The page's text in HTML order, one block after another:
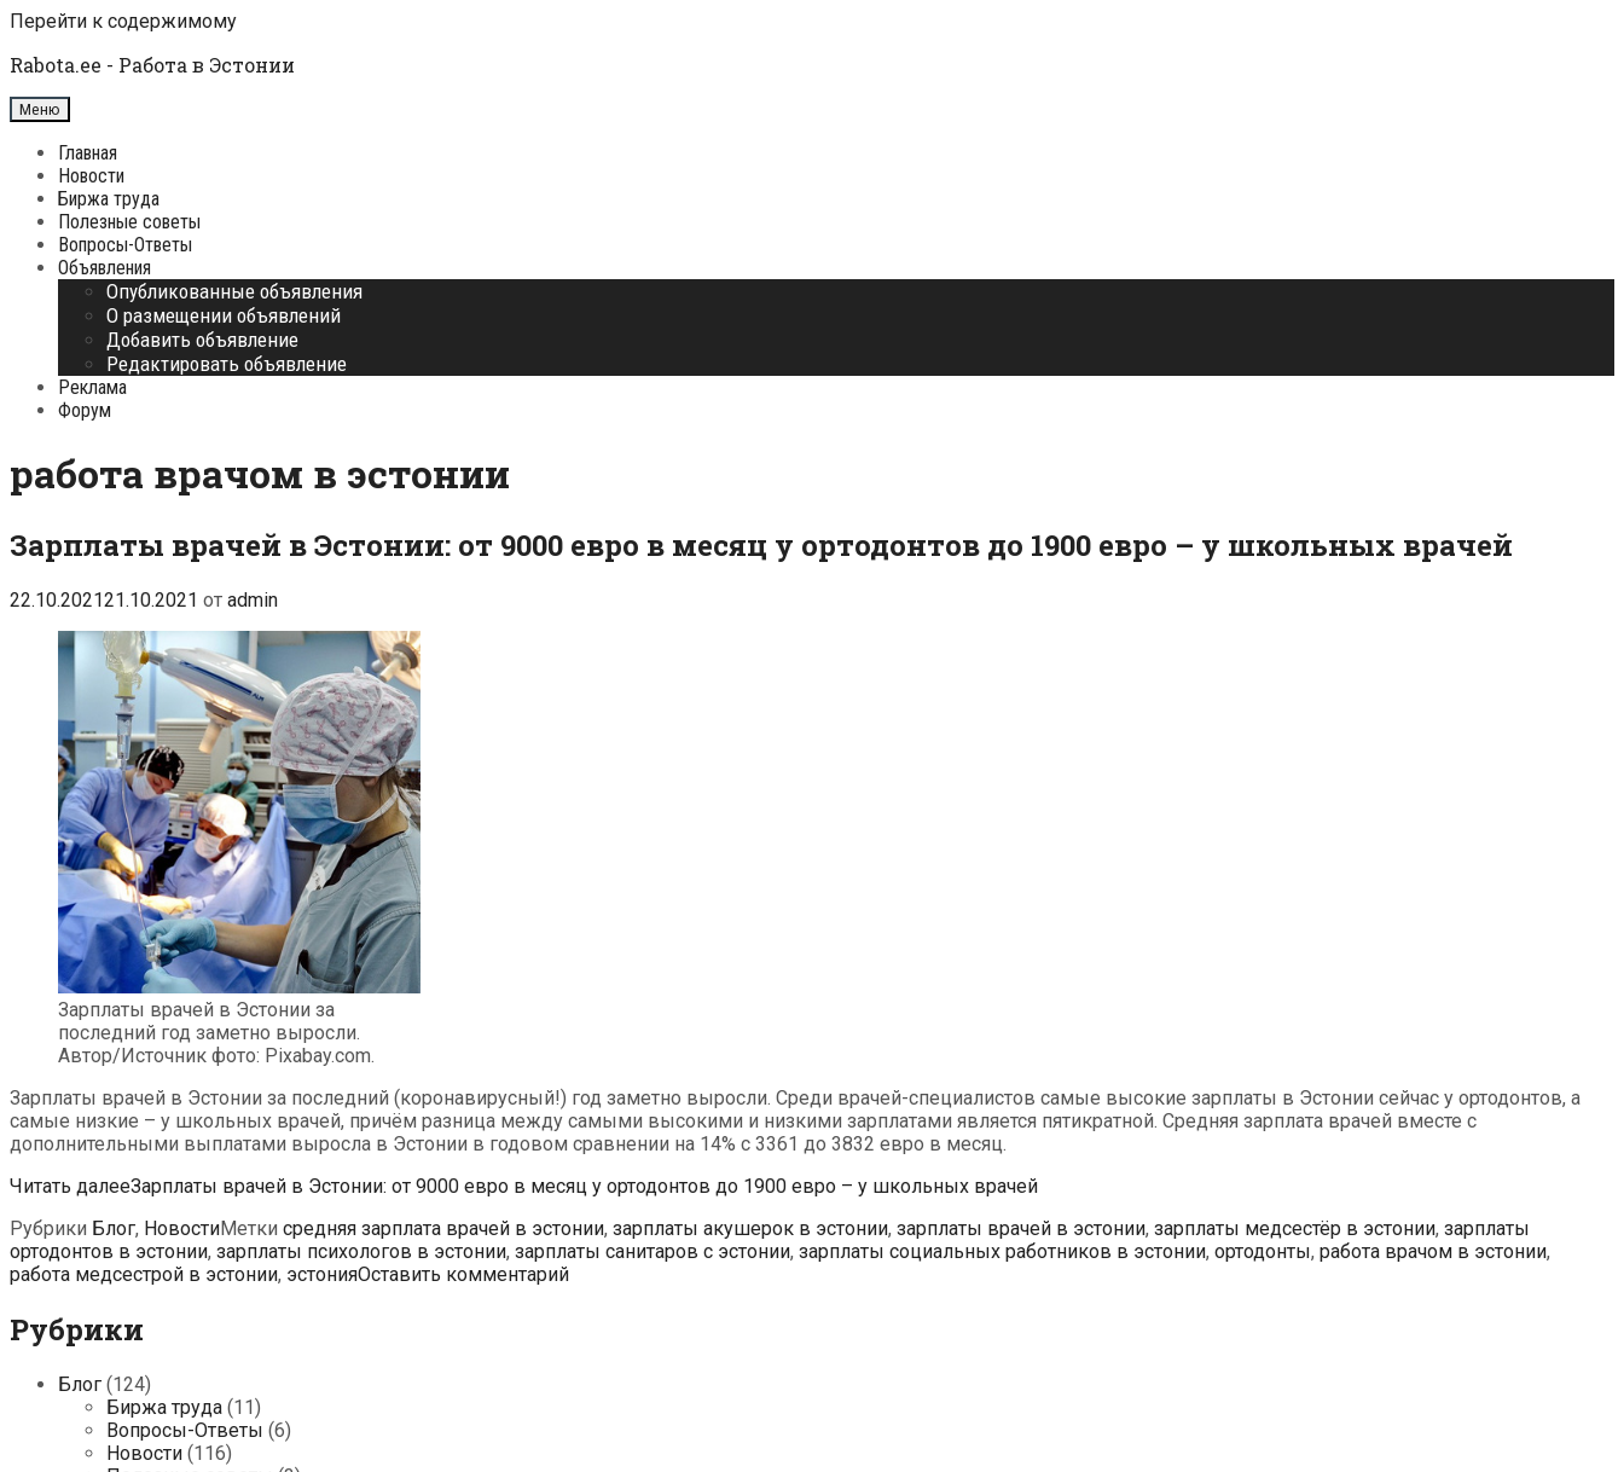
Перейти к содержимому
Rabota.ee - Работа в Эстонии
Меню
Главная
Новости
Биржа труда
Полезные советы
Вопросы-Ответы
Объявления
Опубликованные объявления
О размещении объявлений
Добавить объявление
Редактировать объявление
Реклама
Форум
работа врачом в эстонии
Зарплаты врачей в Эстонии: от 9000 евро в месяц у ортодонтов до 1900 евро – у школьных врачей
22.10.202121.10.2021 от admin
Зарплаты врачей в Эстонии за
последний год заметно выросли.
Автор/Источник фото: Pixabay.com.
Зарплаты врачей в Эстонии за последний (коронавирусный!) год заметно выросли. Среди врачей-специалистов самые высокие зарплаты в Эстонии сейчас у ортодонтов, а
самые низкие – у школьных врачей, причём разница между самыми высокими и низкими зарплатами является пятикратной. Средняя зарплата врачей вместе с
дополнительными выплатами выросла в Эстонии в годовом сравнении на 14% с 3361 до 3832 евро в месяц.
Читать далееЗарплаты врачей в Эстонии: от 9000 евро в месяц у ортодонтов до 1900 евро – у школьных врачей
Рубрики Блог, НовостиМетки cредняя зарплата врачей в эстонии, зарплаты акушерок в эстонии, зарплаты врачей в эстонии, зарплаты медсестёр в эстонии, зарплаты
ортодонтов в эстонии, зарплаты психологов в эстонии, зарплаты санитаров с эстонии, зарплаты социальных работников в эстонии, ортодонты, работа врачом в эстонии,
работа медсестрой в эстонии, эстонияОставить комментарий
Рубрики
Блог (124)
Биржа труда (11)
Вопросы-Ответы (6)
Новости (116)